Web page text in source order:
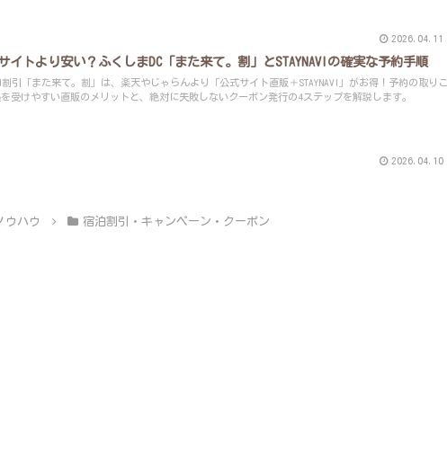
2026.04.11
イトより安い？ふくしまDC「また来て。割」とSTAYNAVIの確実な予約手順
割引「また来て。割」は、楽天やじゃらんより「公式サイト直販＋STAYNAVI」がお得！予約の取りこ
受けやすい直販のメリットと、絶対に失敗しないクーポン発行の4ステップを解説します。
2026.04.10
ウハウ 宿泊割引・キャンペーン・クーポン